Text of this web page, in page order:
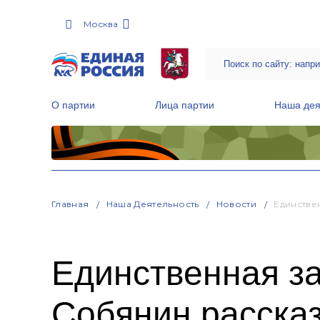
Москва
О партии Лица партии Наша
Главная Наша Деятельность Новости
Единственная